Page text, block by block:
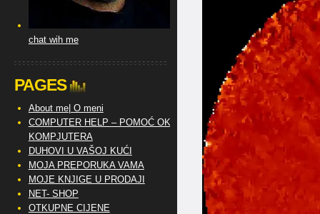
chat wih me
PAGES
About me| O meni
COMPUTER HELP – POMOĆ OKO
KOMPJUTERA
DUHOVI U VAŠOJ KUĆI
MOJA PREPORUKA VAMA
MOJE KNJIGE U PRODAJI
NET- SHOP
OTKUPNE CIJENE